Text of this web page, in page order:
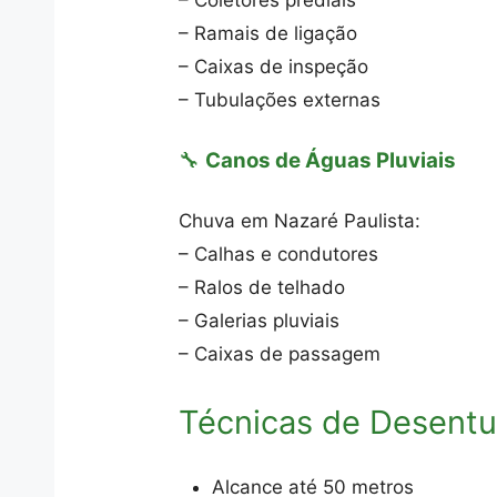
– Ramais de ligação
– Caixas de inspeção
– Tubulações externas
🔧 Canos de Águas Pluviais
Chuva em Nazaré Paulista:
– Calhas e condutores
– Ralos de telhado
– Galerias pluviais
– Caixas de passagem
Técnicas de
Alcance até 50 metros